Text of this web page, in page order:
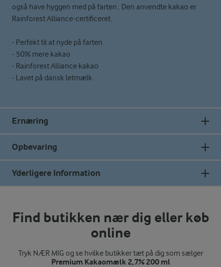
også have hyggen med på farten.. Den anvendte kakao er
Rainforest Alliance-certificeret.
- Perfekt til at nyde på farten
- 50% mere kakao
- Rainforest Alliance kakao
- Lavet på dansk letmælk
Ernæring
Opbevaring
Yderligere Information
Find butikken nær dig eller køb
online
Tryk NÆR MIG og se hvilke butikker tæt på dig som sælger
Premium Kakaomælk 2,7% 200 ml